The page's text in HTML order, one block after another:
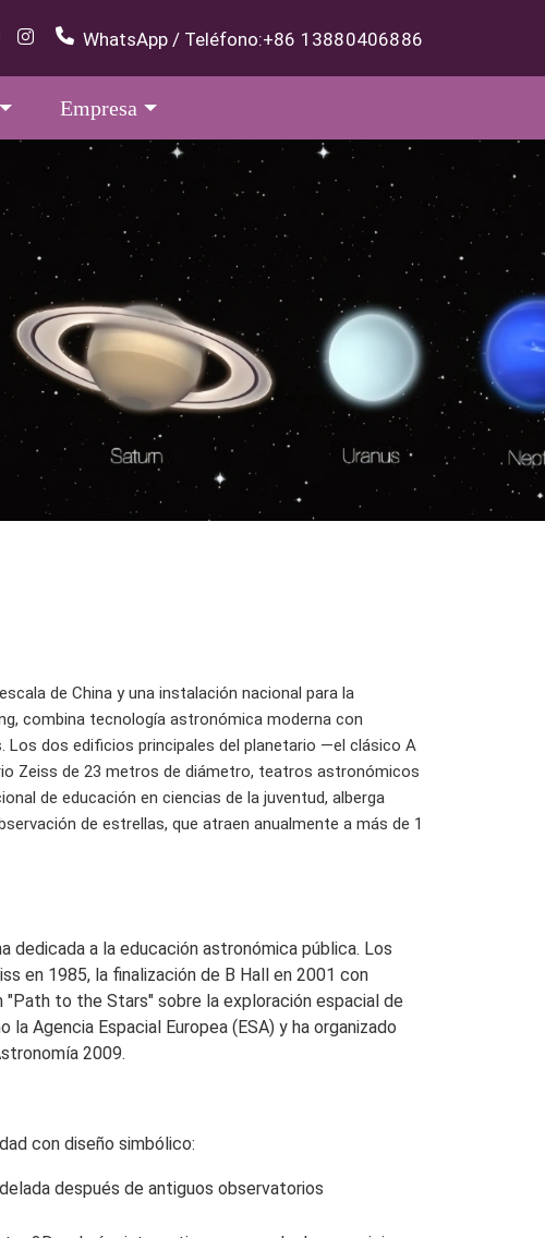
WhatsApp / Teléfono:+86 13880406886
Empresa
de China y una instalación nacional para la
combina tecnología astronómica moderna con
dos edificios principales del planetario —el clásico A
Zeiss de 23 metros de diámetro, teatros astronómicos
de educación en ciencias de la juventud, alberga
de estrellas, que atraen anualmente a más de 1
dedicada a la educación astronómica pública. Los
en 1985, la finalización de B Hall en 2001 con
to the Stars" sobre la exploración espacial de
Agencia Espacial Europea (ESA) y ha organizado
2009.
con diseño simbólico:
después de antiguos observatorios